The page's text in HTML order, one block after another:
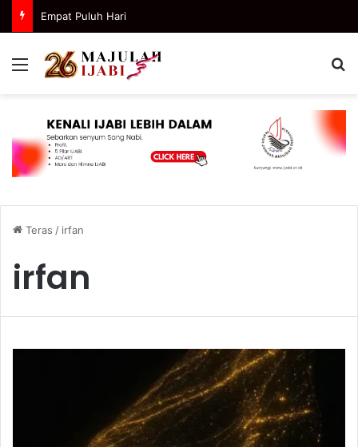
Empat Puluh Hari
Menu
Teras / irfan
irfan